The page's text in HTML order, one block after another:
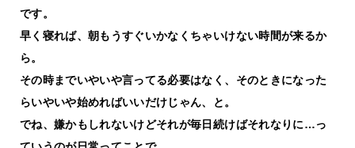
です。
早く寝れば、朝もうすぐいかなくちゃいけない時間が来るか
ら。
その時までいやいや言ってる必要はなく、そのときになった
らいやいや始めればいいだけじゃん、と。
でね、嫌かもしれないけどそれが毎日続けばそれなりに…っ